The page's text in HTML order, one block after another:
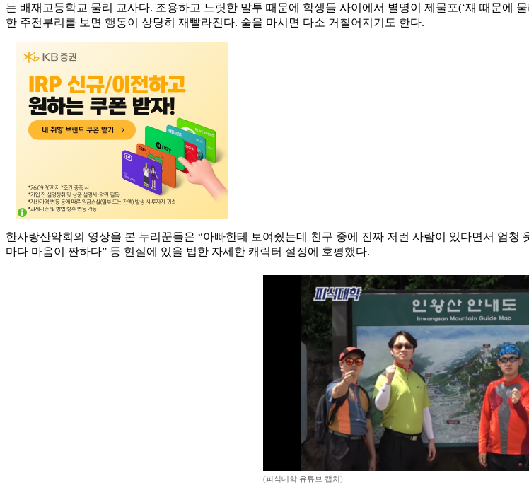
는 배재고등학교 물리 교사다. 조용하고 느릿한 말투 때문에 학생들 사이에서 별명이 제물포(‘쟤 때문에
한 주전부리를 보면 행동이 상당히 재빨라진다. 술을 마시면 다소 거칠어지기도 한다.
한사랑산악회의 영상을 본 누리꾼들은 “아빠한테 보여줬는데 친구 중에 진짜 저런 사람이 있다면서 엄
마다 마음이 짠하다” 등 현실에 있을 법한 자세한 캐릭터 설정에 호평했다.
(피식대학 유튜브 캡처)